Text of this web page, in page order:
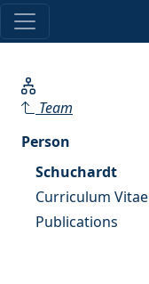
Team
Person
Schuchardt
Curriculum Vitae
Publications